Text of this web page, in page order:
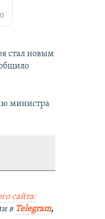
стал новым
министра
сайта:
в Telegram,